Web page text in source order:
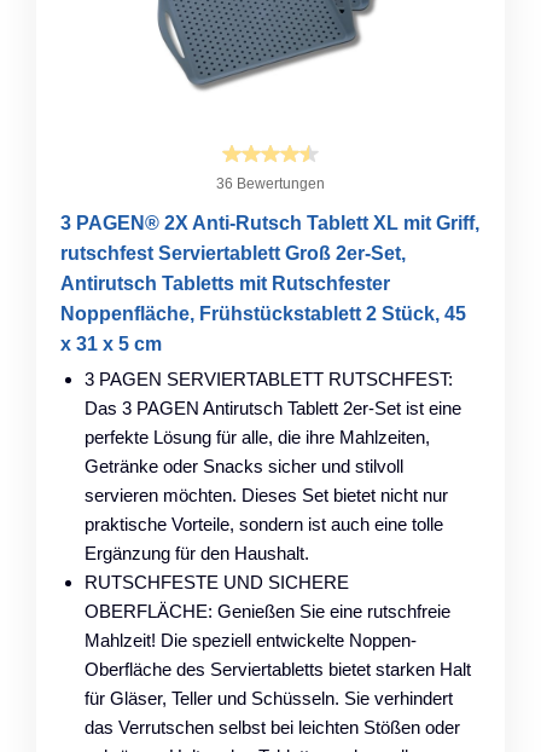
36 Bewertungen
3 PAGEN® 2X Anti-Rutsch Tablett XL mit Griff,
rutschfest Serviertablett Groß 2er-Set,
Antirutsch Tabletts mit Rutschfester
Noppenfläche, Frühstückstablett 2 Stück, 45
x 31 x 5 cm
3 PAGEN SERVIERTABLETT RUTSCHFEST:
Das 3 PAGEN Antirutsch Tablett 2er-Set ist eine
perfekte Lösung für alle, die ihre Mahlzeiten,
Getränke oder Snacks sicher und stilvoll
servieren möchten. Dieses Set bietet nicht nur
praktische Vorteile, sondern ist auch eine tolle
Ergänzung für den Haushalt.
RUTSCHFESTE UND SICHERE
OBERFLÄCHE: Genießen Sie eine rutschfreie
Mahlzeit! Die speziell entwickelte Noppen-
Oberfläche des Serviertabletts bietet starken Halt
für Gläser, Teller und Schüsseln. Sie verhindert
das Verrutschen selbst bei leichten Stößen oder